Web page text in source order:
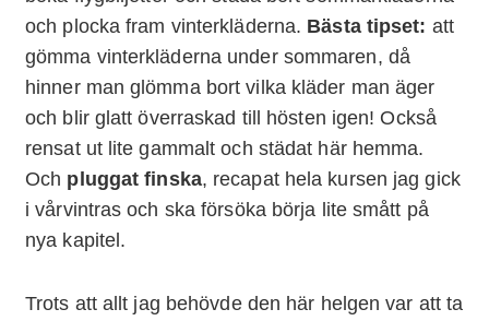
och plocka fram vinterkläderna. Bästa tipset: att
gömma vinterkläderna under sommaren, då
hinner man glömma bort vilka kläder man äger
och blir glatt överraskad till hösten igen! Också
rensat ut lite gammalt och städat här hemma.
Och pluggat finska, recapat hela kursen jag gick
i vårvintras och ska försöka börja lite smått på
nya kapitel.
Trots att allt jag behövde den här helgen var att ta